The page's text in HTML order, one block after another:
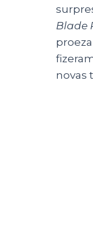
Blade
novas